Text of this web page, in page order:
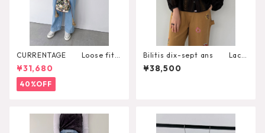
CURRENTAGE Loose fitti
ng overall
¥31,680
40%OFF
Bilitis dix-sept ans Lace
+Tuck Blouse 2911-959
¥38,500